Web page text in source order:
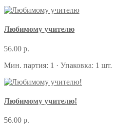
Любимому учителю
56.00 р.
Мин. партия: 1 · Упаковка: 1 шт.
Любимому учителю!
56.00 р.